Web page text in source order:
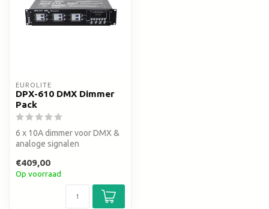
EUROLITE
DPX-610 DMX Dimmer
Pack
6 x 10A dimmer voor DMX &
analoge signalen
blocks
€409,00
Op voorraad